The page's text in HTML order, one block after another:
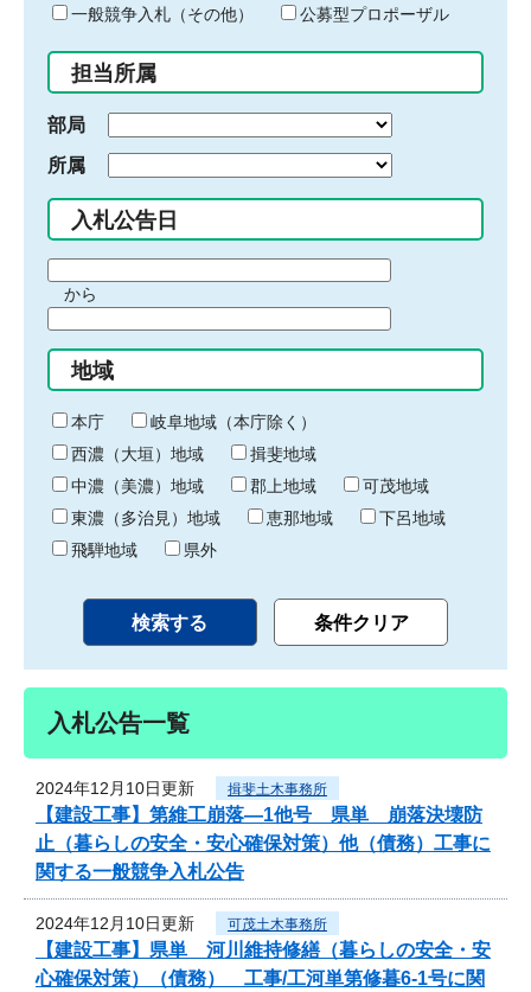
ド
入
力
一般競争入札（その他）
公募型プロポーザル
担当所属
部局
所属
入札公告日
間
始
り
から
間
終
わ
り
地域
本庁
岐阜地域（本庁除く）
西濃（大垣）地域
揖斐地域
中濃（美濃）地域
郡上地域
可茂地域
東濃（多治見）地域
恵那地域
下呂地域
飛騨地域
県外
入札公告一覧
2024年12月10日更新 揖斐土木事務所
【建設工事】第維工崩落―1他号 県単 崩落決壊防
止（暮らしの安全・安心確保対策）他（債務）工事に
関する一般競争入札公告
2024年12月10日更新 可茂土木事務所
【建設工事】県単 河川維持修繕（暮らしの安全・安
心確保対策）（債務） 工事/工河単第修暮6-1号に関